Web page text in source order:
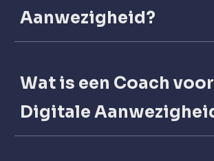
Aanwezigheid?
Wat is een Coach voor
Digitale